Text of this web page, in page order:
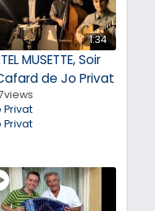
1:34
MUSETTE, Soir
de Jo Privat
views
Privat
Privat